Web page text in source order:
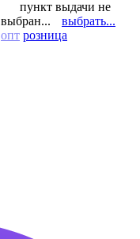
пункт выдачи не
выбран...
выбрать...
опт розница